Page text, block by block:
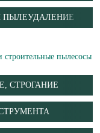
ПЫЛЕУДАЛЕНИЕ
строительные пылесосы
СТРОГАНИЕ